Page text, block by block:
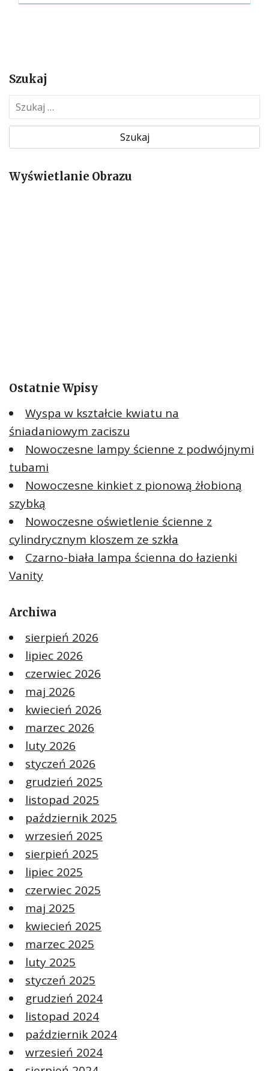
Szukaj
z
k
jWyświetlanie Obrazu
Ostatnie Wpisy
Wyspa w kształcie kwiatu na
śniadaniowym zaciszu
Nowoczesne lampy ścienne z podwójnymi
tubami
Nowoczesne kinkiet z pionową żłobioną
szybką
Nowoczesne oświetlenie ścienne z
cylindrycznym kloszem ze szkła
Czarno-biała lampa ścienna do łazienki
Vanity
Archiwa
sierpień 2026
lipiec 2026
czerwiec 2026
maj 2026
kwiecień 2026
marzec 2026
luty 2026
styczeń 2026
grudzień 2025
listopad 2025
październik 2025
wrzesień 2025
sierpień 2025
lipiec 2025
czerwiec 2025
maj 2025
kwiecień 2025
marzec 2025
luty 2025
styczeń 2025
grudzień 2024
listopad 2024
październik 2024
wrzesień 2024